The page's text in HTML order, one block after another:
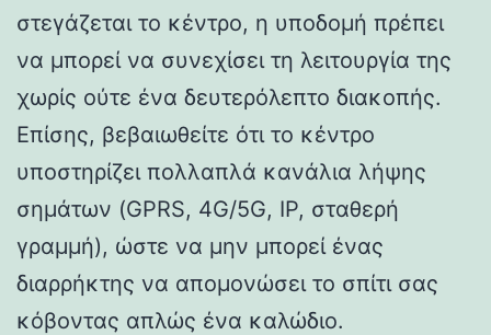
στεγάζεται το κέντρο, η υποδομή πρέπει
να μπορεί να συνεχίσει τη λειτουργία της
χωρίς ούτε ένα δευτερόλεπτο διακοπής.
Επίσης, βεβαιωθείτε ότι το κέντρο
υποστηρίζει πολλαπλά κανάλια λήψης
σημάτων (GPRS, 4G/5G, IP, σταθερή
γραμμή), ώστε να μην μπορεί ένας
διαρρήκτης να απομονώσει το σπίτι σας
κόβοντας απλώς ένα καλώδιο.